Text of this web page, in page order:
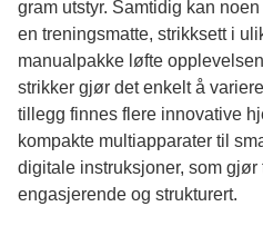
gram utstyr. Samtidig kan
en treningsmatte, strikksett i
manualpakke løfte
strikker gjør det enkelt å
tillegg finnes flere innovative
kompakte multiapparater til
digitale instruksjoner, som gjør
engasjerende og strukturert.